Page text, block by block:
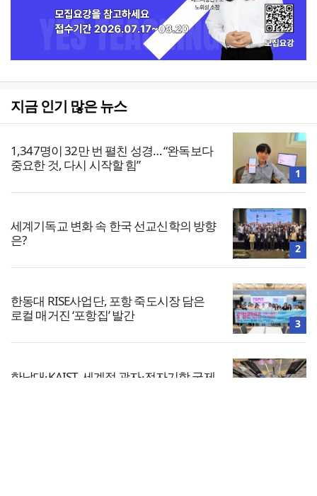
지금 인기 많은 뉴스
1,347명이 32만 번 펼친 성경… “완독보다
중요한 것, 다시 시작할 힘”
1
세계기독교 변화 속 한국 선교신학의 방향
은?
2
한동대 RISE사업단, 포항 죽도시장 담은
로컬 매거진 ‘포항집’ 발간
3
한남대·KAIST, 세계적 광자·전자기학 국제